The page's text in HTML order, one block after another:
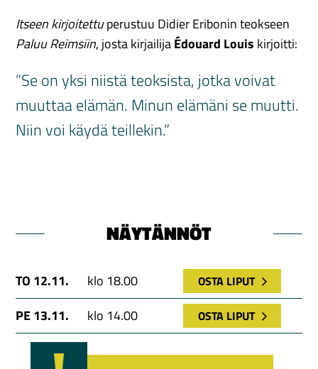
Itseen kirjoitettuperustuu Didier Eribonin teokseen
Paluu Reimsiin, josta kirjailijaÉdouard Louis kirjoitti:
”Se on yksi niistä teoksista, jotka voivat
muuttaa elämän. Minun elämäni se muutti.
Niin voi käydä teillekin.”
NÄYTÄNNÖT
TO 12.11. klo 18.00 OSTA LIPUT
PE 13.11. klo 14.00 OSTA LIPUT